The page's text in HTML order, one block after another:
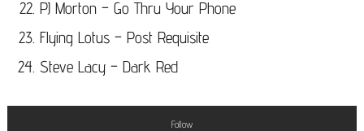
PJ Morton – Go Thru Your Phone
Flying Lotus – Post Requisite
Steve Lacy – Dark Red
Follow